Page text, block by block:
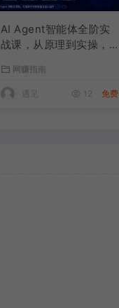
AI Agent智能体全阶实
战课，从原理到实操，
的AI Agent
网赚指南
遇见 12 免费